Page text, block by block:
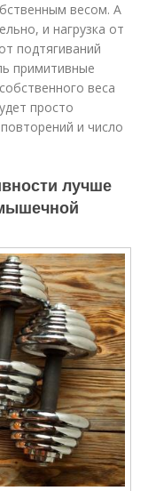
весом. А
и нагрузка от
подтягиваний
примитивные
веса
просто
и число
лучше